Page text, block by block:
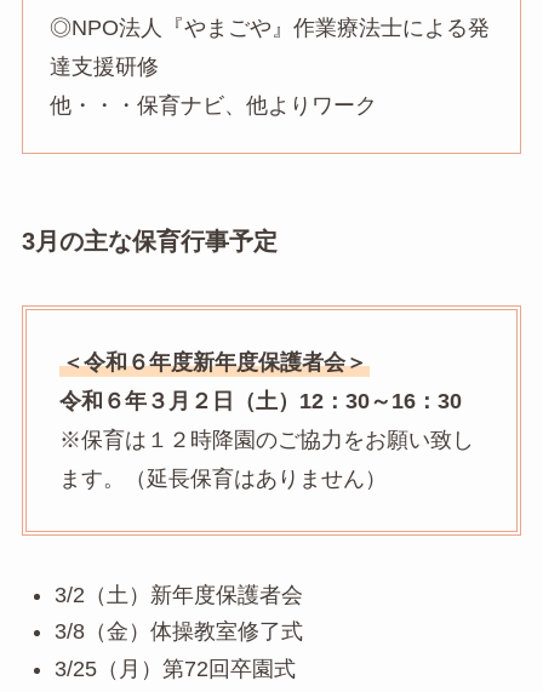
◎NPO法人『やまごや』作業療法士による発
達支援研修
他・・・保育ナビ、他よりワーク
3月の主な保育行事予定
＜令和６年度新年度保護者会＞
令和６年３月２日（土）12：30～16：30
※保育は１２時降園のご協力をお願い致し
ます。（延長保育はありません）
3/2（土）新年度保護者会
3/8（金）体操教室修了式
3/25（月）第72回卒園式